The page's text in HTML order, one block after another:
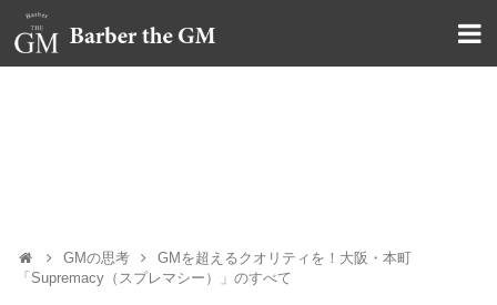
GMの思考
GMを超えるクオリティを！大阪・本町
「Supremacy（スプレマシー）」のすべて